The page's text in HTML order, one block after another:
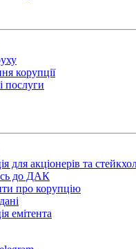
корупції
послуги
для акціонерів та
до ДАК
про корупцію
емітента